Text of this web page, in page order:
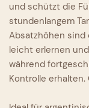
und schützt die
stundenlangem
Absatzhöhen sind
leicht erlernen
während
Kontrolle